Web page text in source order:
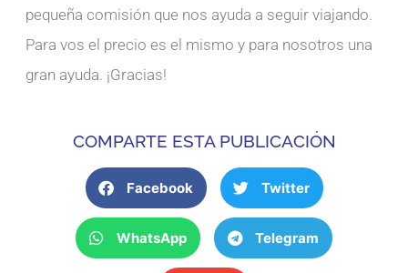
pequeña comisión que nos ayuda a seguir viajando.
Para vos el precio es el mismo y para nosotros una
gran ayuda. ¡Gracias!
COMPARTE ESTA PUBLICACIÓN
Facebook Twitter
WhatsApp Telegram